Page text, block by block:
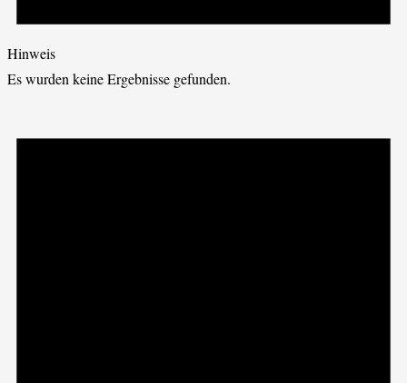
Hinweis
Es wurden keine Ergebnisse gefunden.